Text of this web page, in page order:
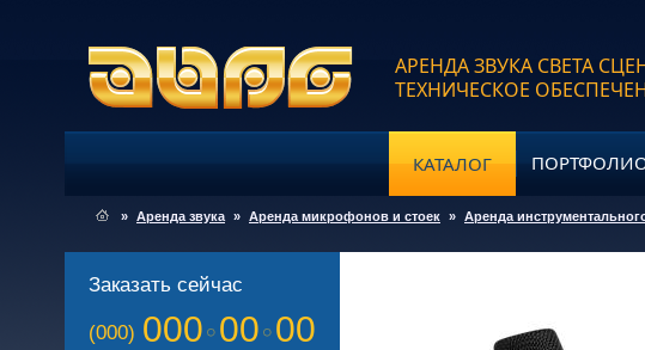
АРЕНДА ЗВУКА СВЕТА
ТЕХНИЧЕСКОЕ
КАТАЛОГ
» Аренда звука » Аренда микрофонов и стоек » Аренда
Заказать сейчас
(000) 000 00 00